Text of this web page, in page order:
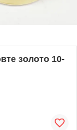
золото 10-